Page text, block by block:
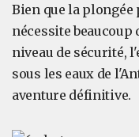
Bien que la
nécessite
niveau de sécurité,
sous les eaux de
aventure définitive.